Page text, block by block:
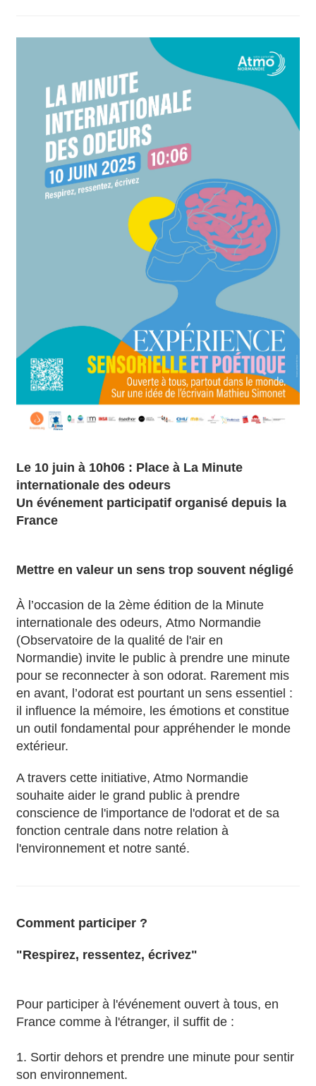
Le 10 juin à 10h06 : Place à La Minute
internationale des odeurs
Un événement participatif organisé depuis la
France
Mettre en valeur un sens trop souvent négligé
À l’occasion de la 2ème édition de la Minute
internationale des odeurs, Atmo Normandie
(Observatoire de la qualité de l'air en
Normandie) invite le public à prendre une minute
pour se reconnecter à son odorat. Rarement mis
en avant, l’odorat est pourtant un sens essentiel :
il influence la mémoire, les émotions et constitue
un outil fondamental pour appréhender le monde
extérieur.
A travers cette initiative, Atmo Normandie
souhaite aider le grand public à prendre
conscience de l'importance de l'odorat et de sa
fonction centrale dans notre relation à
l'environnement et notre santé.
Comment participer ?
"Respirez, ressentez, écrivez"
Pour participer à l'événement ouvert à tous, en
France comme à l'étranger, il suffit de :
1. Sortir dehors et prendre une minute pour sentir
son environnement.